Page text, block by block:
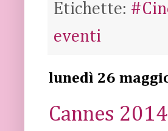
Etichette:
eventi
lunedì 26
Cannes